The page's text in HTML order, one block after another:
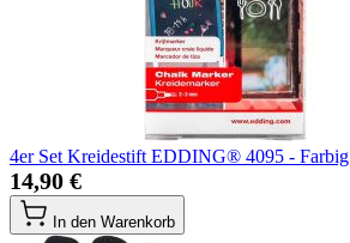
4er Set Kreidestift EDDING® 4095 - Farbig
14,90 €
In den Warenkorb